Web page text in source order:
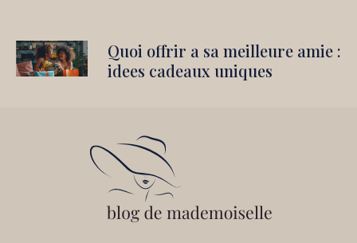
Quoi offrir a sa meilleure amie :
idees cadeaux uniques